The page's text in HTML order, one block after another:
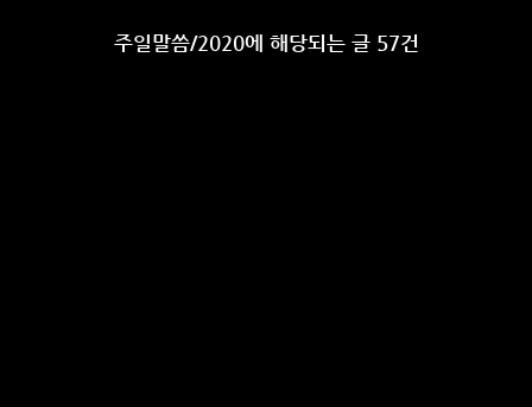
주일말씀/2020에 해당되는 글 57건